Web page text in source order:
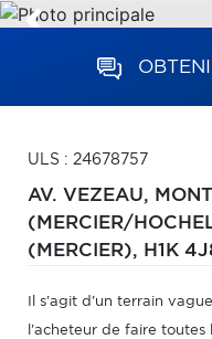
ULS : 24678757
AV. VEZEAU,
(MERCIER/
(MERCIER), H1K
Il s'agit d'un terrain
l'acheteur de faire toutes